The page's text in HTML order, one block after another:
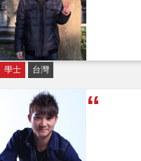
學士 台灣